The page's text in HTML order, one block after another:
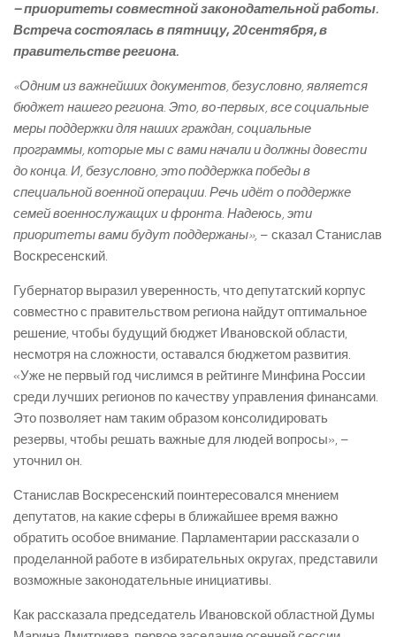
– приоритеты совместной законодательной работы.
Встреча состоялась в пятницу, 20 сентября, в
правительстве региона.
«Одним из важнейших документов, безусловно, является
бюджет нашего региона. Это, во-первых, все социальные
меры поддержки для наших граждан, социальные
программы, которые мы с вами начали и должны довести
до конца. И, безусловно, это поддержка победы в
специальной военной операции. Речь идёт о поддержке
семей военнослужащих и фронта. Надеюсь, эти
приоритеты вами будут поддержаны», – сказал Станислав
Воскресенский.
Губернатор выразил уверенность, что депутатский корпус
совместно с правительством региона найдут оптимальное
решение, чтобы будущий бюджет Ивановской области,
несмотря на сложности, оставался бюджетом развития.
«Уже не первый год числимся в рейтинге Минфина России
среди лучших регионов по качеству управления финансами.
Это позволяет нам таким образом консолидировать
резервы, чтобы решать важные для людей вопросы», –
уточнил он.
Станислав Воскресенский поинтересовался мнением
депутатов, на какие сферы в ближайшее время важно
обратить особое внимание. Парламентарии рассказали о
проделанной работе в избирательных округах, представили
возможные законодательные инициативы.
Как рассказала председатель Ивановской областной Думы